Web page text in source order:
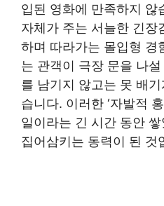
입된 영화에 만족하지 않
자체가 주는 서늘한 긴장
하며 따라가는 몰입형 경
는 관객이 극장 문을 나
를 남기지 않고는 못 배
습니다. 이러한 ‘자발적
일이라는 긴 시간 동안
집어삼키는 동력이 된 것